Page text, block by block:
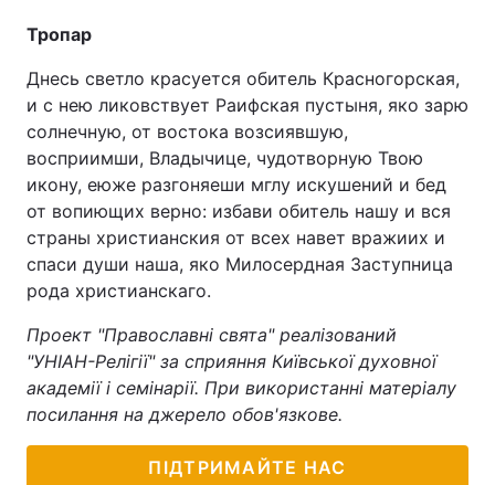
Тропар
Днесь светло красуется обитель Красногорская,
и с нею ликовствует Раифская пустыня, яко зарю
солнечную, от востока возсиявшую,
восприимши, Владычице, чудотворную Твою
икону, еюже разгоняеши мглу искушений и бед
от вопиющих верно: избави обитель нашу и вся
страны христианския от всех навет вражиих и
спаси души наша, яко Милосердная Заступница
рода христианскаго.
Проект "Православні свята" реалізований
"УНІАН-Релігії" за сприяння Київської духовної
академії і семінарії. При використанні матеріалу
посилання на джерело обов'язкове.
ПІДТРИМАЙТЕ НАС